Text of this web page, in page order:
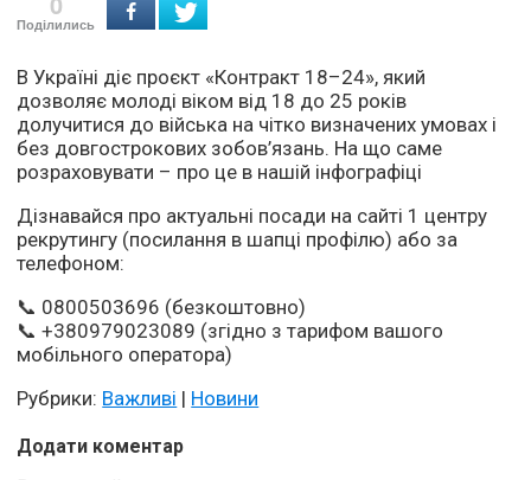
Поділились
В Україні діє проєкт «Контракт 18–24», який
дозволяє молоді віком від 18 до 25 років
долучитися до війська на чітко визначених умовах і
без довгострокових зобов’язань. На що саме
розраховувати – про це в нашій інфографіці
Дізнавайся про актуальні посади на сайті 1 центру
рекрутингу (посилання в шапці профілю) або за
телефоном:
📞 0800503696 (безкоштовно)
📞 +380979023089 (згідно з тарифом вашого
мобільного оператора)
Рубрики: Важливі | Новини
Додати коментар